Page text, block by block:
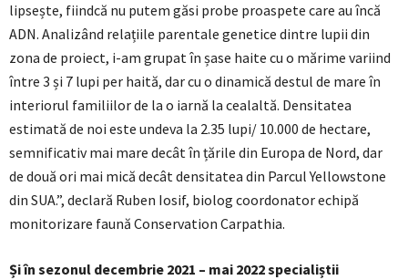
lipsește, fiindcă nu putem găsi probe proaspete care au încă
ADN. Analizând relațiile parentale genetice dintre lupii din
zona de proiect, i-am grupat în șase haite cu o mărime variind
între 3 și 7 lupi per haită, dar cu o dinamică destul de mare în
interiorul familiilor de la o iarnă la cealaltă. Densitatea
estimată de noi este undeva la 2.35 lupi/ 10.000 de hectare,
semnificativ mai mare decât în țările din Europa de Nord, dar
de două ori mai mică decât densitatea din Parcul Yellowstone
din SUA.”, declară Ruben Iosif, biolog coordonator echipă
monitorizare faună Conservation Carpathia.
Și în sezonul decembrie 2021 – mai 2022 specialiștii